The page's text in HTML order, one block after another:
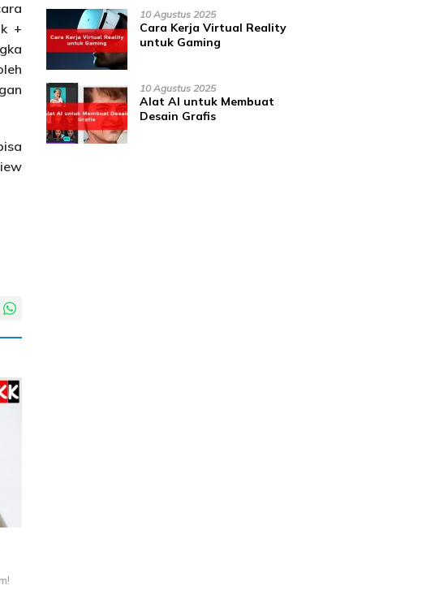
+
10 Agustus 2025
Cara Kerja Virtual Reality
untuk Gaming
10 Agustus 2025
Alat AI untuk Membuat
Desain Grafis